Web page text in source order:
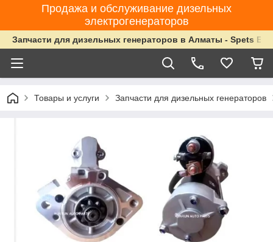
Продажа и обслуживание дизельных
электрогенераторов
Запчасти для дизельных генераторов в Алматы - Spets
Товары и услуги Запчасти для дизельных генераторов